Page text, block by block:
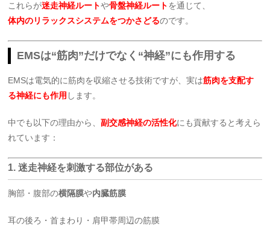
これらが迷走神経ルートや骨盤神経ルートを通じて、
体内のリラックスシステムをつかさどるのです。
EMSは“筋肉”だけでなく“神経”にも作用する
EMSは電気的に筋肉を収縮させる技術ですが、実は筋肉を支配す
る神経にも作用 します。
中でも以下の理由から、副交感神経の活性化にも貢献すると考えら
れています：
1.迷走神経を刺激する部位がある
胸部・腹部の横隔膜や内臓筋膜
耳の後ろ・首まわり・肩甲帯周辺の筋膜